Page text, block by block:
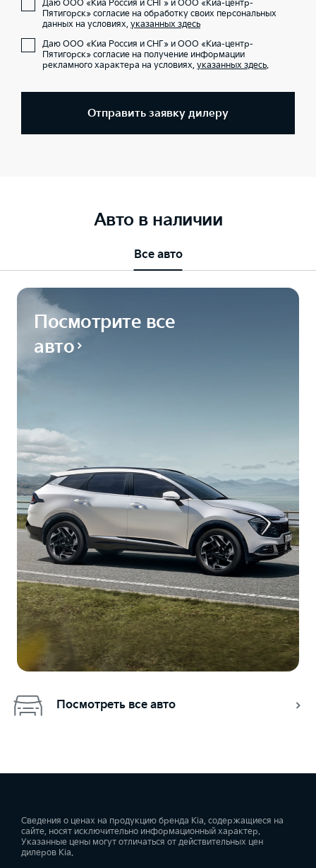
Даю ООО «Киа Россия и СНГ» и ООО «Киа-центр-
Пятигорск» согласие на обработку своих персональных
данных на условиях, указанных здесь
Даю ООО «Киа Россия и СНГ» и ООО «Киа-центр-
Пятигорск» согласие на получение информации
рекламного характера на условиях, указанных здесь.
Отправить заявку дилеру
Авто в наличии
Все авто
Посмотрите все
авто
Посмотреть все авто
Сведения о ценах на продукцию бренда Kia, содержащиеся на
сайте, носят исключительно информационный характер.
Указанные цены могут отличаться от действительных цен
дилеров Kia.